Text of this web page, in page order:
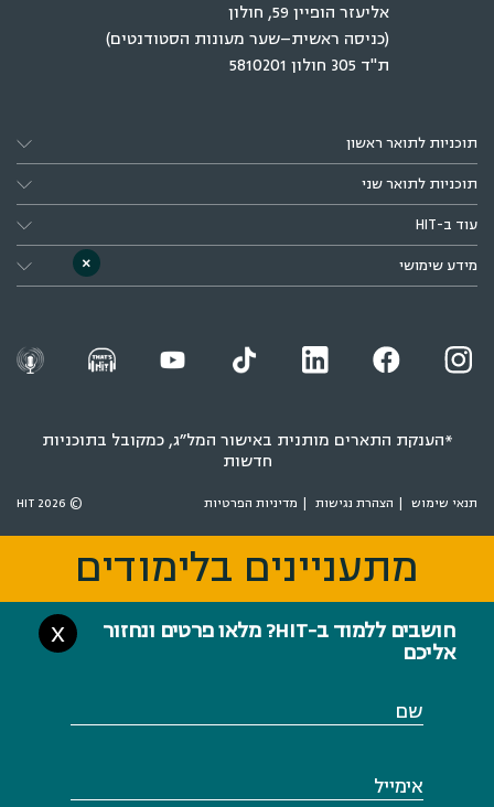
אליעזר הופיין 59, חולון
(כניסה ראשית–שער מעונות הסטודנטים)
ת"ד 305 חולון 5810201
תוכניות לתואר ראשון
תוכניות לתואר שני
עוד ב-HIT
מידע שימושי
*הענקת התארים מותנית באישור המל״ג, כמקובל בתוכניות
חדשות
תנאי שימוש הצהרת נגישות מדיניות הפרטיות © 2026 HIT
מתעניינים בלימודים
חושבים ללמוד ב-HIT? מלאו פרטים ונחזור
אליכם
X
שם
אימייל
מתעניינים בלימודים
×